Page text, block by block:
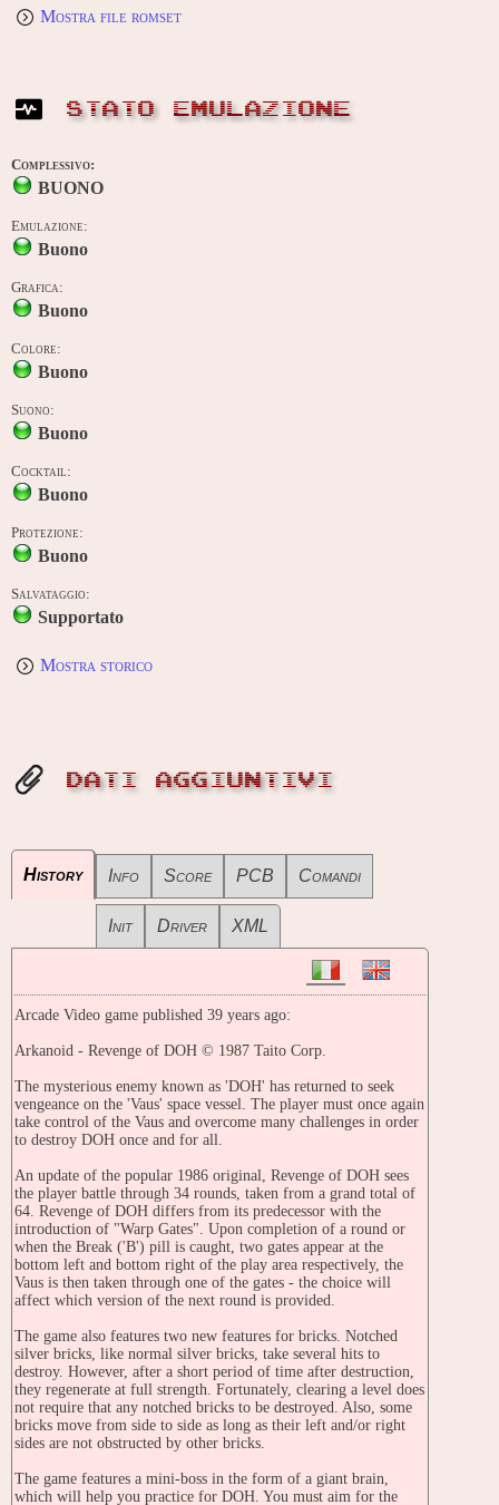
Mostra file romset
STATO EMULAZIONE
Complessivo:
BUONO
Emulazione:
Buono
Grafica:
Buono
Colore:
Buono
Suono:
Buono
Cocktail:
Buono
Protezione:
Buono
Salvataggio:
Supportato
Mostra storico
DATI AGGIUNTIVI
History Info Score PCB Comandi
Init Driver XML
Arcade Video game published 39 years ago:
Arkanoid - Revenge of DOH © 1987 Taito Corp.
The mysterious enemy known as 'DOH' has returned to seek
vengeance on the 'Vaus' space vessel. The player must once again
take control of the Vaus and overcome many challenges in order
to destroy DOH once and for all.
An update of the popular 1986 original, Revenge of DOH sees
the player battle through 34 rounds, taken from a grand total of
64. Revenge of DOH differs from its predecessor with the
introduction of "Warp Gates". Upon completion of a round or
when the Break ('B') pill is caught, two gates appear at the
bottom left and bottom right of the play area respectively, the
Vaus is then taken through one of the gates - the choice will
affect which version of the next round is provided.
The game also features two new features for bricks. Notched
silver bricks, like normal silver bricks, take several hits to
destroy. However, after a short period of time after destruction,
they regenerate at full strength. Fortunately, clearing a level does
not require that any notched bricks to be destroyed. Also, some
bricks move from side to side as long as their left and/or right
sides are not obstructed by other bricks.
The game features a mini-boss in the form of a giant brain,
which will help you practice for DOH. You must aim for the